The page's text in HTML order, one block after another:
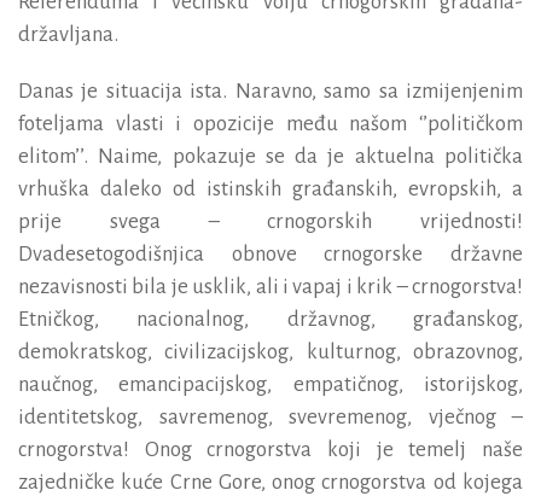
državljana.
Danas je situacija ista. Naravno, samo sa izmijenjenim
foteljama vlasti i opozicije među našom ‘’političkom
elitom’’. Naime, pokazuje se da je aktuelna politička
vrhuška daleko od istinskih građanskih, evropskih, a
prije svega – crnogorskih vrijednosti!
Dvadesetogodišnjica obnove crnogorske državne
nezavisnosti bila je usklik, ali i vapaj i krik – crnogorstva!
Etničkog, nacionalnog, državnog, građanskog,
demokratskog, civilizacijskog, kulturnog, obrazovnog,
naučnog, emancipacijskog, empatičnog, istorijskog,
identitetskog, savremenog, svevremenog, vječnog –
crnogorstva! Onog crnogorstva koji je temelj naše
zajedničke kuće Crne Gore, onog crnogorstva od kojega